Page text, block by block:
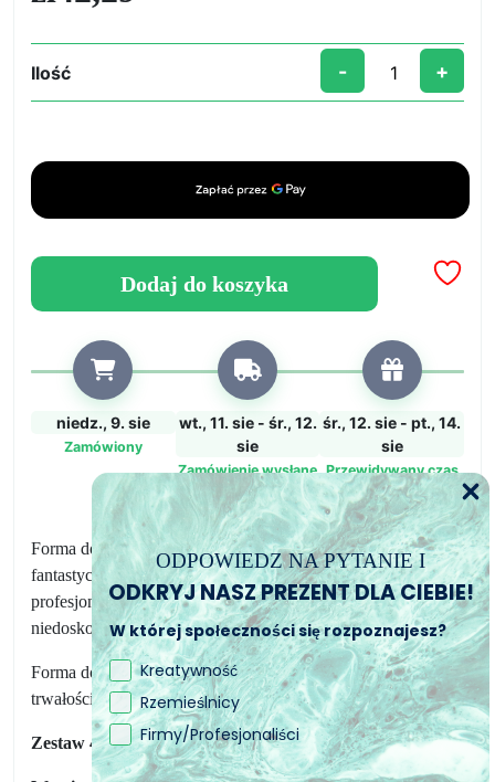
Ilość
ilość
w
serca
Stwórz
podstawkę!
(4
- +
Dodaj do koszyka
niedz., 9. sie
Zamówiony
wt., 11. sie - śr., 12.
sie
Zamówienie wysłane
śr., 12. sie - pt., 14.
sie
Przewidywany czas
dostawy
Forma do żywicy z silikonu, dzięki której możesz tworzyć
fantastyczne podkładki w kształcie serca, wykonane z
profesjonalnego silikonu i całkowicie wolne od
niedoskonałości.
Forma do żywicy nieodkształcalna, o dużej wytrzymałości i
trwałości.
Zestaw 4 form
ODPOWIEDZ NA PYTANIE I
ODKRYJ NASZ PREZENT DLA CIEBIE!
W której społeczności się rozpoznajesz?
Kreatywność
Rzemieślnicy
Firmy/Profesjonaliści